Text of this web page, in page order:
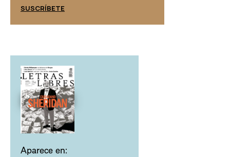
SUSCRÍBETE
Aparece en: